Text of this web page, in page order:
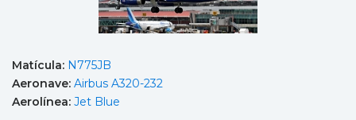
Matícula: N775JB
Aeronave: Airbus A320-232
Aerolínea: Jet Blue